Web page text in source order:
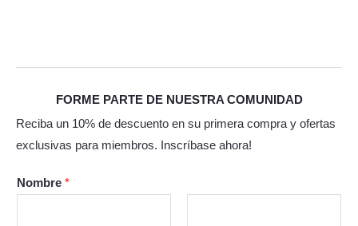
FORME PARTE DE NUESTRA COMUNIDAD
Reciba un 10% de descuento en su primera compra y ofertas
exclusivas para miembros. Inscríbase ahora!
Nombre *